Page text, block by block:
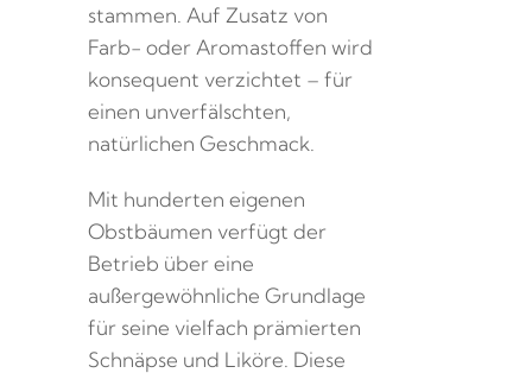
stammen. Auf Zusatz von
Farb- oder Aromastoffen wird
konsequent verzichtet – für
einen unverfälschten,
natürlichen Geschmack.
Mit hunderten eigenen
Obstbäumen verfügt der
Betrieb über eine
außergewöhnliche Grundlage
für seine vielfach prämierten
Schnäpse und Liköre. Diese